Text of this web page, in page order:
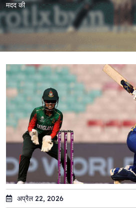
मदद की
अप्रैल 22, 2026